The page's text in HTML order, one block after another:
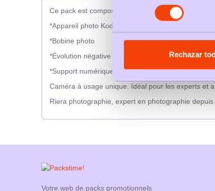
consentimiento
Rechazar
Ce pack est composé de :
*Appareil photo Kodak Fun Saver 27 à usage unique
*Bobine photo
*Évolution négative
*Support numérique
Caméra à usage unique. Idéal pour les experts et
Riera photographie, expert en photographie depuis
Votre web de packs promotionnels